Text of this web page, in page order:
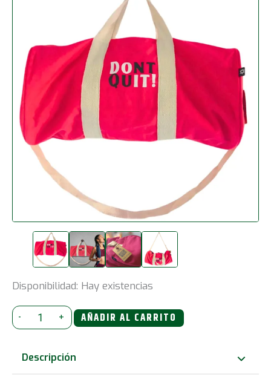
Disponibilidad: Hay existencias
-
Bolsa
de
deporte
+ AÑADIR AL CARRITO
Descripción